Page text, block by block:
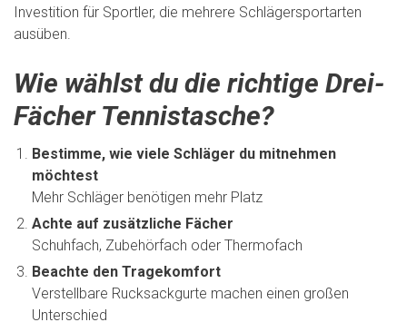
Investition für Sportler, die mehrere Schlägersportarten
ausüben.
Wie wählst du die richtige Drei-
Fächer Tennistasche?
Bestimme, wie viele Schläger du mitnehmen
möchtest
Mehr Schläger benötigen mehr Platz
Achte auf zusätzliche Fächer
Schuhfach, Zubehörfach oder Thermofach
Beachte den Tragekomfort
Verstellbare Rucksackgurte machen einen großen
Unterschied